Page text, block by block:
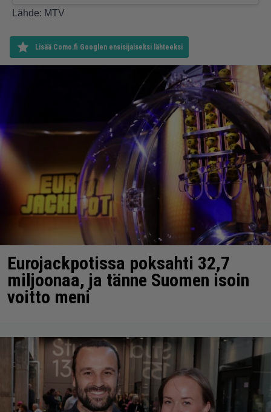
Lähde: MTV
Lisää Como.fi Googlen ensisijaiseksi lähteeksi
Eurojackpotissa poksahti 32,7
miljoonaa, ja tänne Suomen isoin
voitto meni